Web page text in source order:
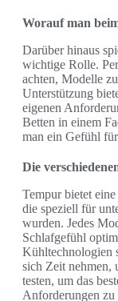
Worauf man
Darüber hinaus
wichtige Rolle.
achten, Modelle
Unterstützung
eigenen
Betten in einem
man ein Gefühl
Die
Tempur bietet
die speziell für
wurden. Jedes
Schlafgefühl
Kühltechnologien
sich Zeit nehmen,
testen, um das
Anforderungen zu